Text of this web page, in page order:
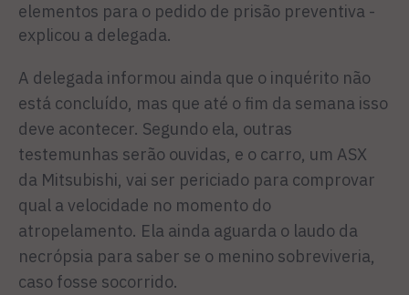
elementos para o pedido de prisão preventiva -
explicou a delegada.
A delegada informou ainda que o inquérito não
está concluído, mas que até o fim da semana isso
deve acontecer. Segundo ela, outras
testemunhas serão ouvidas, e o carro, um ASX
da Mitsubishi, vai ser periciado para comprovar
qual a velocidade no momento do
atropelamento. Ela ainda aguarda o laudo da
necrópsia para saber se o menino sobreviveria,
caso fosse socorrido.